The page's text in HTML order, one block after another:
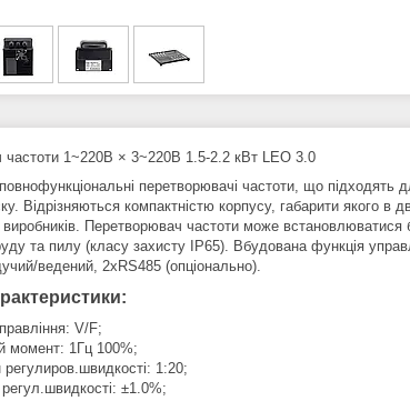
частоти 1~220В × 3~220В 1.5-2.2 кВт LEO 3.0
перетворювачі частоти, що
Відрізняються компактністю корпусу, габарити якого
виробників. Перетворювач частоти може
та пилу (класу захисту IP65). Вбудована функція
ведений, 2хRS485 (опціонально).
V/F;
момент: 1Гц 100%;
регулиров.швидкості: 1:20;
±1.0%;